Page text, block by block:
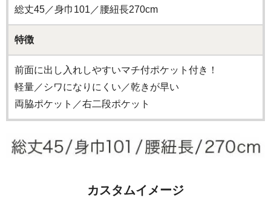
総丈45／身巾101／腰紐長270cm
特徴
前面に出し入れしやすいマチ付ポケット付き！
軽量／シワになりにくい／乾きが早い
両脇ポケット／右二段ポケット
カスタムイメージ